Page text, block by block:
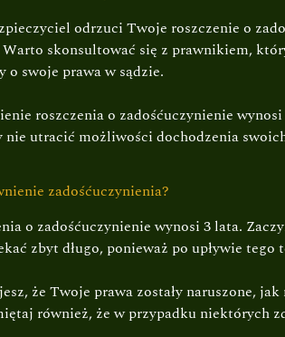
odrzuci Twoje roszczenie o
Warto skonsultować się z prawnikiem,
o swoje prawa w sądzie.
roszczenia o zadośćuczynienie
nie utracić możliwości dochodzenia
zadośćuczynienia?
o zadośćuczynienie wynosi 3 lata.
zbyt długo, ponieważ po upływie
że Twoje prawa zostały naruszone,
również, że w przypadku niektórych